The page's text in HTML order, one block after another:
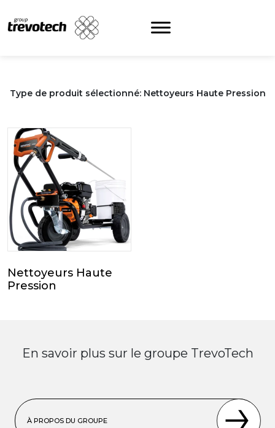
to
content
Type de produit sélectionné: Nettoyeurs Haute Pression
Nettoyeurs Haute
Pression
En savoir plus sur le groupe TrevoTech
À PROPOS DU GROUPE